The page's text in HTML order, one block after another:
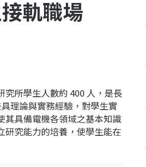
軌職場
所學生人數約 400 人，是長
理論與實務經驗，對學生實
其具備電機各領域之基本知識
研究能力的培養，使學生能在